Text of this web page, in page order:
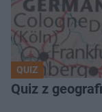
QUIZ
Quiz z